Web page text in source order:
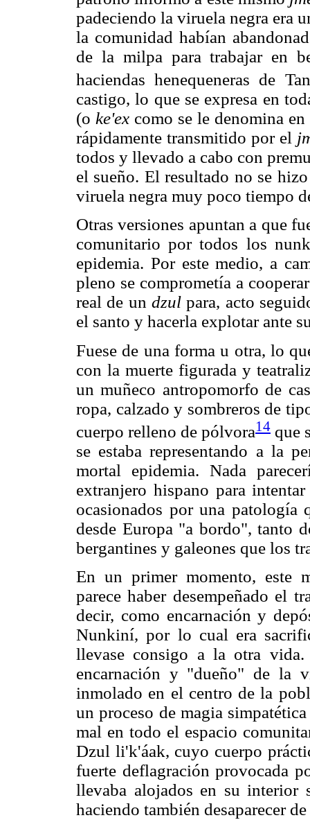
padeciendo la viruela negra era
la comunidad habían
de la milpa para trabajar en
haciendas henequeneras de
castigo, lo que se expresa en
(o ke'ex como se le denomina
rápidamente transmitido por el
todos y llevado a cabo con
el sueño. El resultado no se
viruela negra muy poco tiempo
Otras versiones apuntan a que
comunitario por todos los
epidemia. Por este medio, a
pleno se comprometía a
real de un dzulpara, acto
el santo y hacerla explotar ante
Fuese de una forma u otra, lo
con la muerte figurada y
un muñeco antropomorfo de
ropa, calzado y sombreros de
cuerpo relleno de pólvora14 que
se estaba representando a la
mortal epidemia. Nada
extranjero hispano para
ocasionados por una patología
desde Europa "a bordo", tanto
bergantines y galeones que los
En un primer momento, este
parece haber desempeñado el
decir, como encarnación y
Nunkiní, por lo cual era
llevase consigo a la otra
encarnación y "dueño" de la
inmolado en el centro de la
un proceso de magia
mal en todo el espacio
Dzul li'k'áak, cuyo cuerpo
fuerte deflagración provocada
llevaba alojados en su interior
haciendo también desaparecer